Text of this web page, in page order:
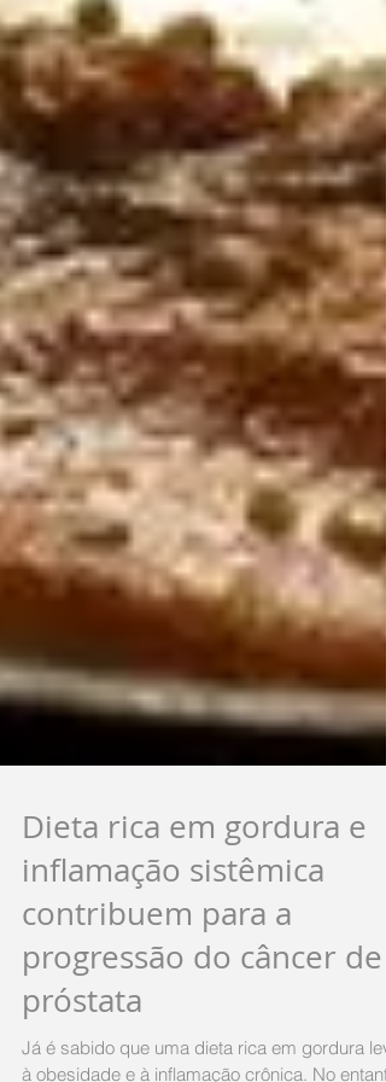
Dieta rica em gordura e
inflamação sistêmica
contribuem para a
progressão do câncer de
próstata